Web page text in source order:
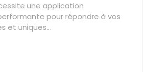
une application
pour répondre à vos
et uniques…